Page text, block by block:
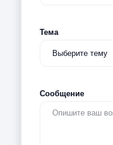
Тема
Сообщение